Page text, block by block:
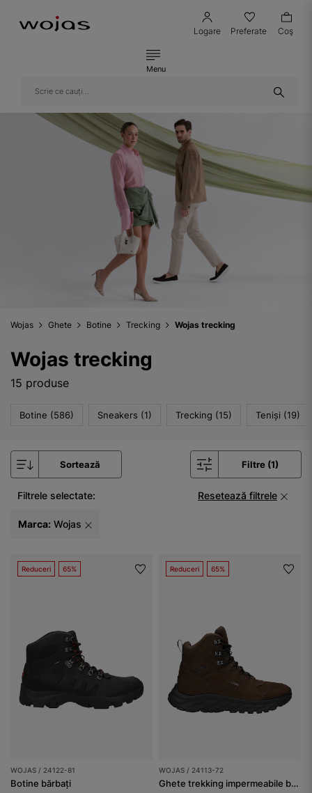
Logare Preferate Coş
Menu
Wojas Ghete Botine Trecking Wojas trecking
Wojas trecking
15 produse
Botine (586) Sneakers (1) Trecking (15) Teniși (19)
Sortează Filtre (1)
Filtrele selectate: Resetează filtrele
Marca: Wojas
Reduceri 65%
WOJAS / 24122-81
Botine bărbați
Reduceri 65%
WOJAS / 24113-72
Ghete trekking impermeabile barbati din nubuc